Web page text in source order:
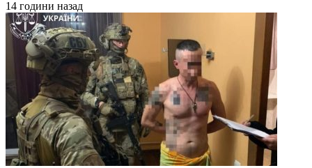
14 години назад